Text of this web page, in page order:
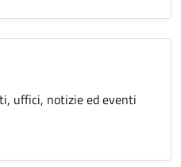
uffici, notizie ed eventi